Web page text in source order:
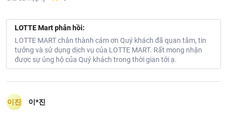
LOTTE Mart phản hồi:
LOTTE MART chân thành cám ơn Quý khách đã quan tâm, tin
tưởng và sử dụng dịch vụ của LOTTE MART. Rất mong nhận
được sự ủng hộ của Quý khách trong thời gian tới ạ.
이진 이*진